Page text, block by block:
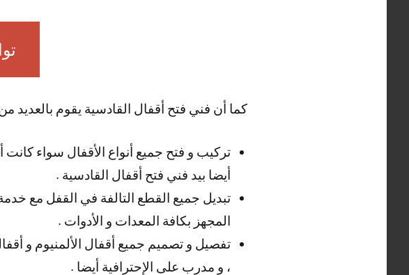
كما أن فني فتح أقفال القادسية يقوم بالعديد
تركيب و فتح جميع أنواع الأقفال سواء
أيضا بيد فني فتح أقفال القادسية .
تبديل جميع القطع التالفة في القفل مع
المجهز بكافة المعدات و الأدوات .
تفصيل و تصميم جميع أقفال الألمنيوم و
، و مدرب على الإحترافية أيضا .